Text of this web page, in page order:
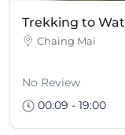
Trekking to
Chaing Mai
No Review
00:09 - 19:00